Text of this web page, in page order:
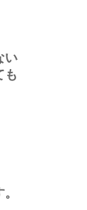
い
も